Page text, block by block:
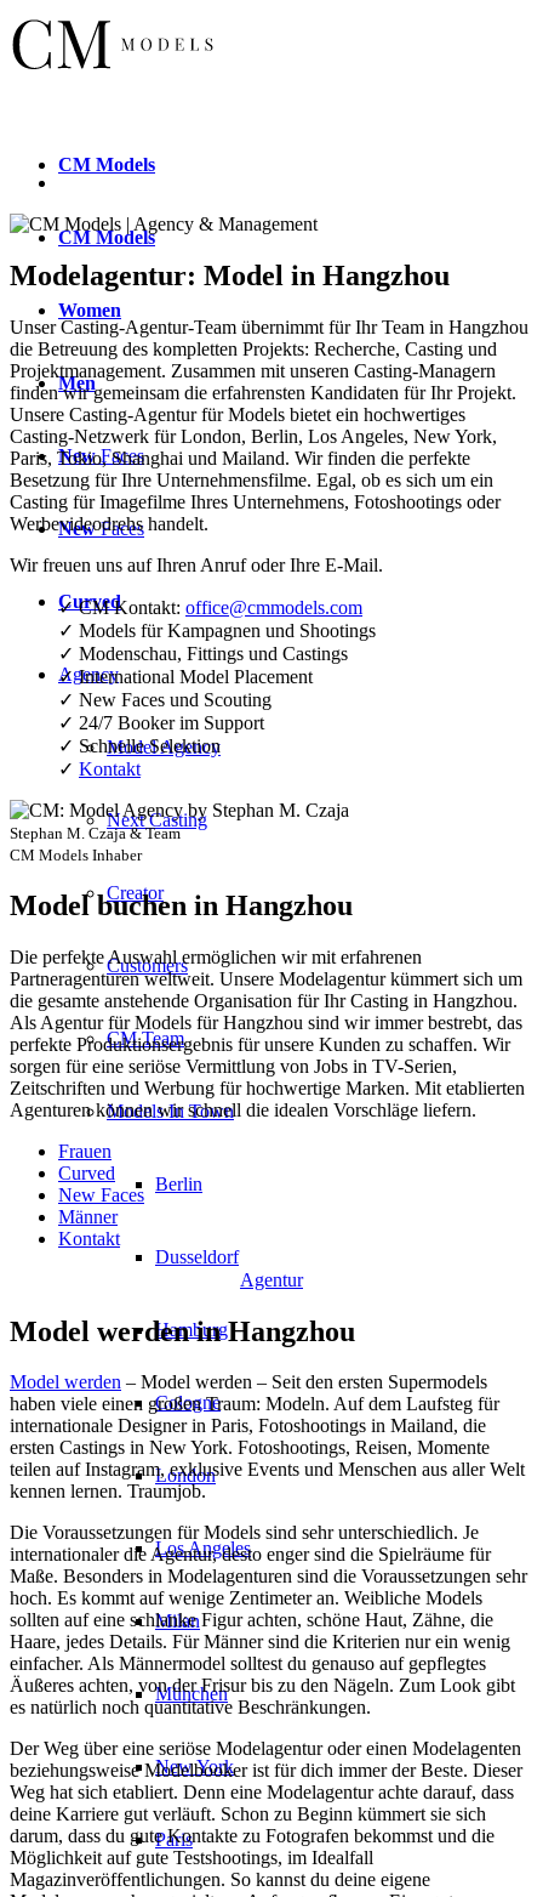
CM Models
CMModels
Women
Men
NewFaces
NewFaces
Curved
Agency
Model Agency
Next Casting
Creator
Customers
CM Team
Models In Town
Berlin
Dusseldorf
Hamburg
Cologne
London
Los Angeles
Milan
München
New York
Paris
Modelagentur: Model in Hangzhou
Unser Casting-Agentur-Team übernimmt für Ihr Team in Hangzhou
die Betreuung des kompletten Projekts: Recherche, Casting und
Projektmanagement. Zusammen mit unseren Casting-Managern
finden wir gemeinsam die erfahrensten Kandidaten für Ihr Projekt.
Unsere Casting-Agentur für Models bietet ein hochwertiges
Casting-Netzwerk für London, Berlin, Los Angeles, New York,
Paris, Tokio, Shanghai und Mailand. Wir finden die perfekte
Besetzung für Ihre Unternehmensfilme. Egal, ob es sich um ein
Casting für Imagefilme Ihres Unternehmens, Fotoshootings oder
Werbevideodrehs handelt.
Wir freuen uns auf Ihren Anruf oder Ihre E-Mail.
✓ CM Kontakt: office@cmmodels.com
✓ Models für Kampagnen und Shootings
✓ Modenschau, Fittings und Castings
✓ International Model Placement
✓ New Faces und Scouting
✓ 24/7 Booker im Support
✓ Schnelle Selektion
✓ Kontakt
Stephan M. Czaja & Team
CM Models Inhaber
Model buchen in Hangzhou
Die perfekte Auswahl ermöglichen wir mit erfahrenen
Partneragenturen weltweit. Unsere Modelagentur kümmert sich um
die gesamte anstehende Organisation für Ihr Casting in Hangzhou.
Als Agentur für Models für Hangzhou sind wir immer bestrebt, das
perfekte Produktionsergebnis für unsere Kunden zu schaffen. Wir
sorgen für eine seriöse Vermittlung von Jobs in TV-Serien,
Zeitschriften und Werbung für hochwertige Marken. Mit etablierten
Agenturen können wir schnell die idealen Vorschläge liefern.
Frauen
Curved
New Faces
Männer
Kontakt
Agentur
Model werden in Hangzhou
Model werden – Model werden – Seit den ersten Supermodels
haben viele einen großen Traum: Modeln. Auf dem Laufsteg für
internationale Designer in Paris, Fotoshootings in Mailand, die
ersten Castings in New York. Fotoshootings, Reisen, Momente
teilen auf Instagram, exklusive Events und Menschen aus aller Welt
kennen lernen. Traumjob.
Die Voraussetzungen für Models sind sehr unterschiedlich. Je
internationaler die Agentur, desto enger sind die Spielräume für
Maße. Besonders in Modelagenturen sind die Voraussetzungen sehr
hoch. Es kommt auf wenige Zentimeter an. Weibliche Models
sollten auf eine schlanke Figur achten, schöne Haut, Zähne, die
Haare, jedes Details. Für Männer sind die Kriterien nur ein wenig
einfacher. Als Männermodel solltest du genauso auf gepflegtes
Äußeres achten, von der Frisur bis zu den Nägeln. Zum Look gibt
es natürlich noch quantitative Beschränkungen.
Der Weg über eine seriöse Modelagentur oder einen Modelagenten
beziehungsweise Modelbooker ist für dich immer der Beste. Dieser
Weg hat sich etabliert. Denn eine Modelagentur achte darauf, dass
deine Karriere gut verläuft. Schon zu Beginn kümmert sie sich
darum, dass du gute Kontakte zu Fotografen bekommst und die
Möglichkeit auf gute Testshootings, im Idealfall
Magazinveröffentlichungen. So kannst du deine eigene